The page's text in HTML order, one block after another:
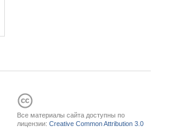
Все материалы сайта доступны по
лицензии: Creative Common Attribution 3.0